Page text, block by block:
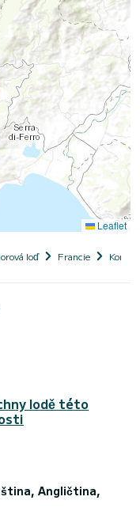
Leaflet
loď Francie Korsika
lodě této
Angličtina,